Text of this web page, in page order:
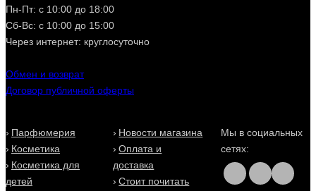
Пн-Пт: с 10:00 до 18:00
Сб-Вс: с 10:00 до 15:00
Через интернет: круглосуточно
Обмен и возврат
Договор публичной оферты
Парфюмерия
Косметика
Косметика для
детей
Новости магазина
Оплата и
доставка
Стоит почитать
Мы в социальных
сетях: